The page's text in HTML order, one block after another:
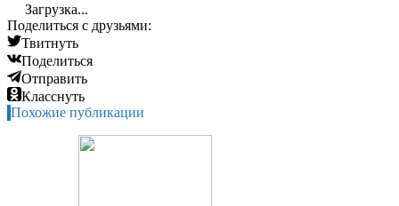
Загрузка...
Поделиться с друзьями:
Твитнуть
Поделиться
Отправить
Класснуть
Похожие публикации